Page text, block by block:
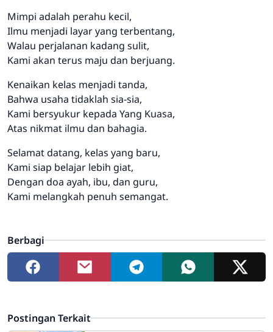
Mimpi adalah perahu kecil,
Ilmu menjadi layar yang terbentang,
Walau perjalanan kadang sulit,
Kami akan terus maju dan berjuang.
Kenaikan kelas menjadi tanda,
Bahwa usaha tidaklah sia-sia,
Kami bersyukur kepada Yang Kuasa,
Atas nikmat ilmu dan bahagia.
Selamat datang, kelas yang baru,
Kami siap belajar lebih giat,
Dengan doa ayah, ibu, dan guru,
Kami melangkah penuh semangat.
Berbagi
Postingan Terkait